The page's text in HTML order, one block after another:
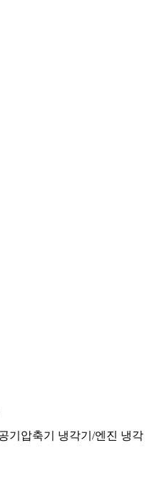
기압축기 냉각기/엔진 냉각